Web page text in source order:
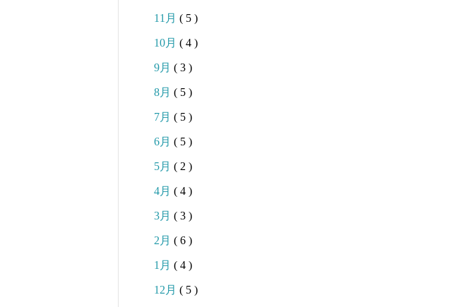
11月 ( 5 )
10月 ( 4 )
9月 ( 3 )
8月 ( 5 )
7月 ( 5 )
6月 ( 5 )
5月 ( 2 )
4月 ( 4 )
3月 ( 3 )
2月 ( 6 )
1月 ( 4 )
12月 ( 5 )